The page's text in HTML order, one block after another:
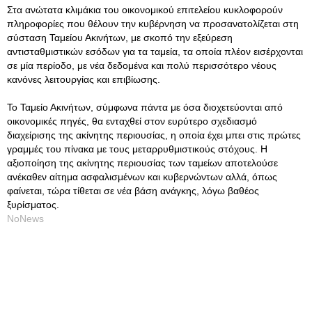
Στα ανώτατα κλιμάκια του οικονομικού επιτελείου κυκλοφορούν
πληροφορίες που θέλουν την κυβέρνηση να προσανατολίζεται στη
σύσταση Ταμείου Ακινήτων, με σκοπό την εξεύρεση
αντισταθμιστικών εσόδων για τα ταμεία, τα οποία πλέον εισέρχονται
σε μία περίοδο, με νέα δεδομένα και πολύ περισσότερο νέους
κανόνες λειτουργίας και επιβίωσης.
Το Ταμείο Ακινήτων, σύμφωνα πάντα με όσα διοχετεύονται από
οικονομικές πηγές, θα ενταχθεί στον ευρύτερο σχεδιασμό
διαχείρισης της ακίνητης περιουσίας, η οποία έχει μπει στις πρώτες
γραμμές του πίνακα με τους μεταρρυθμιστικούς στόχους. Η
αξιοποίηση της ακίνητης περιουσίας των ταμείων αποτελούσε
ανέκαθεν αίτημα ασφαλισμένων και κυβερνώντων αλλά, όπως
φαίνεται, τώρα τίθεται σε νέα βάση ανάγκης, λόγω βαθέος
ξυρίσματος.
NoNews